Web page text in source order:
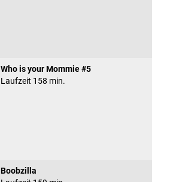
Who is your Mommie #5
Laufzeit 158 min.
Boobzilla